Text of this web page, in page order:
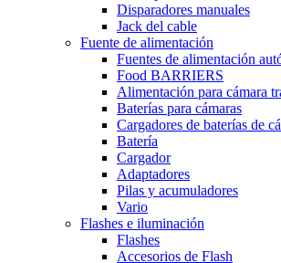
Disparadores manuales
Jack del cable
Fuente de alimentación
Fuentes de alimentación
Food BARRIERS
Alimentación para cámara
Baterías para cámaras
Cargadores de baterías de
Batería
Cargador
Adaptadores
Pilas y acumuladores
Vario
Flashes e iluminación
Flashes
Accesorios de Flash